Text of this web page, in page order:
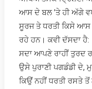
ਆਸ ਦੇ ਬਲ ’ਤੇ ਹੀ ਅੱਗੇ
ਸੂਰਜ ਤੇ ਧਰਤੀ ਕਿਸੇ
ਰਹੇ ਹਨ। ਕਵੀ ਦੱਸਦਾ ਹੈ:
ਸਦਾ ਆਪਣੇ ਰਾਹੀਂ ਤੁਰਦ
ਉਸੇ ਪੁਰਾਣੀ ਪਗਡੰਡੀ ਦੇ,
ਕਿਉਂ ਨਹੀਂ ਧਰਤੀ ਰਸਤੇ ਤੋਂ